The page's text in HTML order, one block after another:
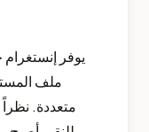
يوفر
ملف
متعددة. نظراً